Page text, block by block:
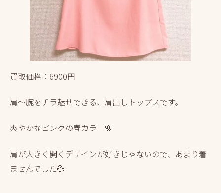
買取価格：6900円
肩～腕をチラ魅せできる、肩出しトップスです。
爽やかなピンクの春カラー🌸
肩が大きく開くデザインが好きじゃないので、あまり着
ませんでした💦